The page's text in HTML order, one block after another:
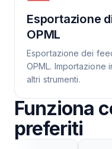
Esportazione
OPML
Esportazione dei
OPML. Importazione
altri strumenti.
Funziona
preferiti